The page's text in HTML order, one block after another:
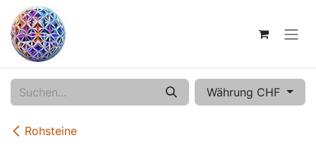
Zum Inhalt springen
Rohsteine
Währung CHF